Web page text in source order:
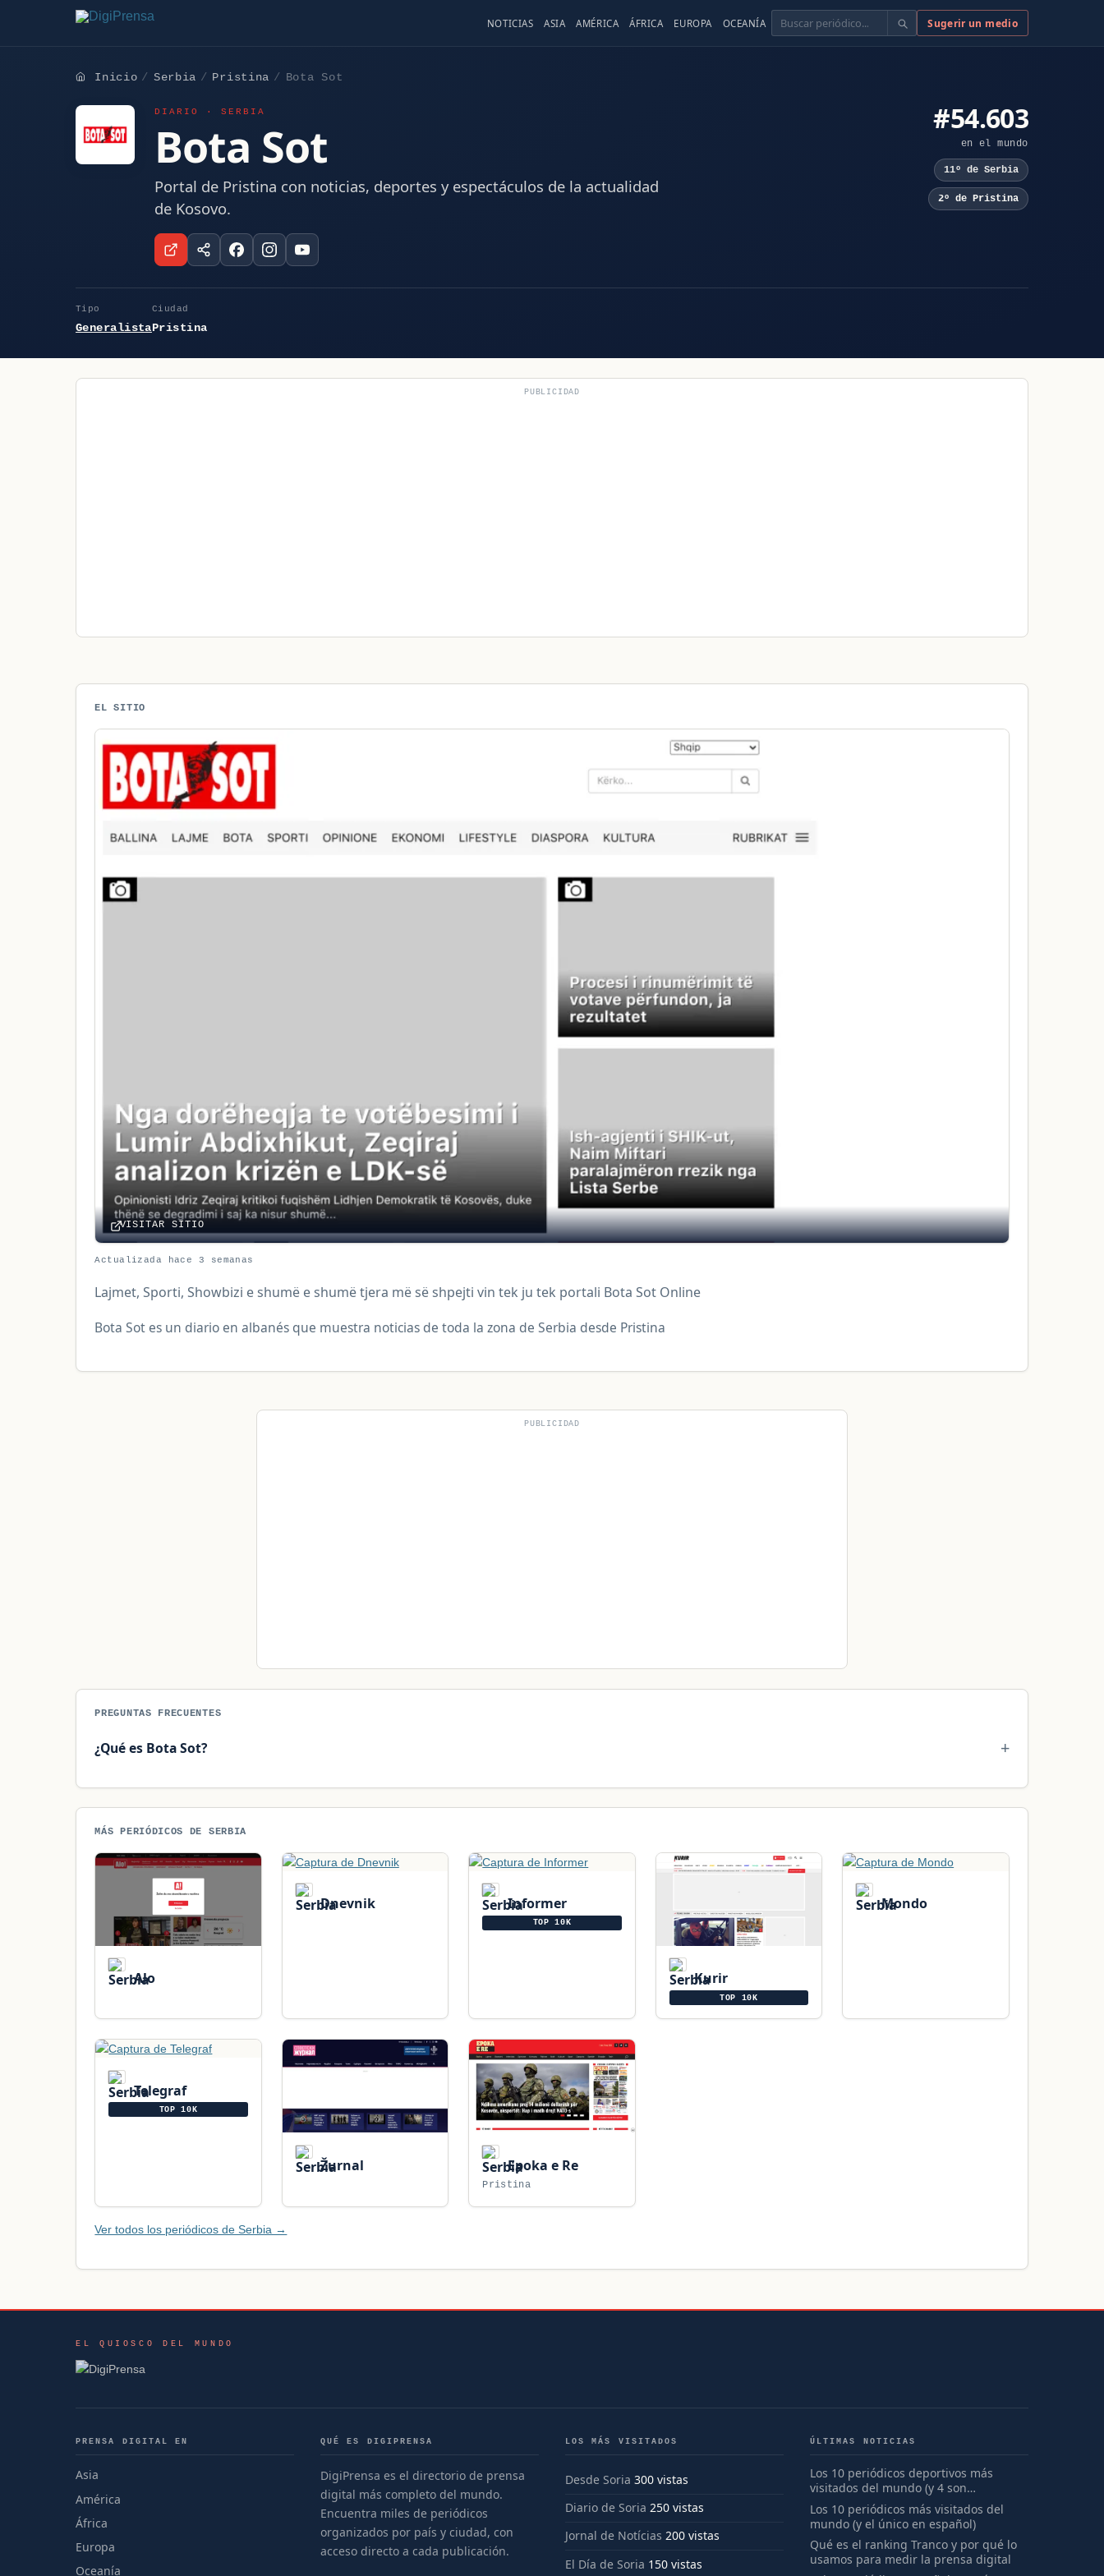
NOTICIAS ASIA AMÉRICA ÁFRICA EUROPA OCEANÍA Buscar Sugerir un medio
Inicio Serbia Pristina Bota Sot
DIARIO · SERBIA
Bota Sot
Portal de Pristina con noticias, deportes y espectáculos de la actualidad
de Kosovo.
#54.603
en el mundo
11º de Serbia
2º de Pristina
Tipo
Generalista
Ciudad
Pristina
PUBLICIDAD
EL SITIO
VISITAR SITIO
Actualizada hace 3 semanas
Lajmet, Sporti, Showbizi e shumë e shumë tjera më së shpejti vin tek ju tek portali Bota Sot Online
Bota Sot es un diario en albanés que muestra noticias de toda la zona de Serbia desde Pristina
PUBLICIDAD
PREGUNTAS FRECUENTES
¿Qué es Bota Sot?
MÁS PERIÓDICOS DE SERBIA
Alo
Dnevnik Informer
TOP 10K
Kurir
TOP 10K
Mondo
Telegraf
TOP 10K
Žurnal Epoka e Re
Pristina
Ver todos los periódicos de Serbia →
EL QUIOSCO DEL MUNDO
PRENSA DIGITAL EN
Asia
América
África
Europa
Oceanía
QUÉ ES DIGIPRENSA
DigiPrensa es el directorio de prensa
digital más completo del mundo.
Encuentra miles de periódicos
organizados por país y ciudad, con
acceso directo a cada publicación.
LOS MÁS VISITADOS
Desde Soria 300 vistas
Diario de Soria 250 vistas
Jornal de Notícias 200 vistas
El Día de Soria 150 vistas
ÚLTIMAS NOTICIAS
Los 10 periódicos deportivos más
visitados del mundo (y 4 son
españoles)
Los 10 periódicos más visitados del
mundo (y el único en español)
Qué es el ranking Tranco y por qué lo
usamos para medir la prensa digital